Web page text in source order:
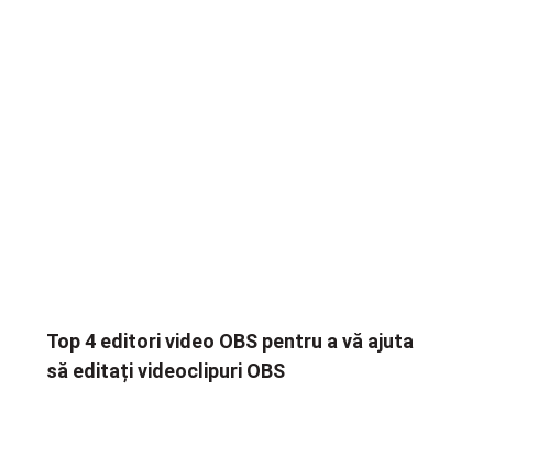
Top 4 editori video OBS pentru a vă ajuta
să editați videoclipuri OBS